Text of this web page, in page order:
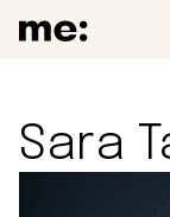
Sara